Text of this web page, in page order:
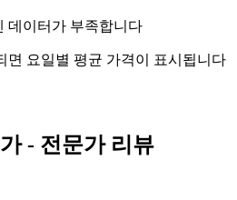
데이터가 부족합니다
면 요일별 평균 가격이 표시됩니다
- 전문가 리뷰